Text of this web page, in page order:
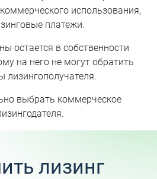
использования,
платежи.
остается в собственности
на него не могут обратить
лизингополучателя.
выбрать коммерческое
лизинг